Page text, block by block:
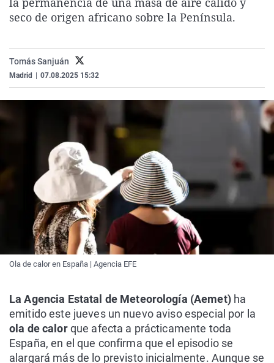
La rosa de los vientos
Como el perro y el
Caso
Equipo de
Extremadura
La Rioja
Virales
Elecciones
seco de origen africano sobre la Península.
Tomás Sanjuán
Madrid 07.08.2025 15:32
Ola de calor en España | Agencia EFE
La Agencia Estatal de Meteorología (Aemet)ha
emitido este jueves un nuevo aviso especial por la
ola de calorque afecta a prácticamente toda
España, en el que confirma que el episodio se
alargará más de lo previsto inicialmente. Aunque se